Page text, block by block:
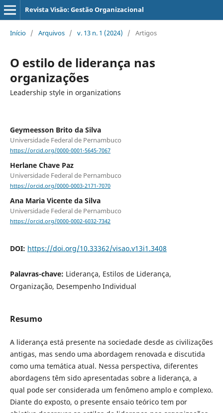
Revista Visão: Gestão Organizacional
Início / Arquivos / v. 13 n. 1 (2024) / Artigos
O estilo de liderança nas
organizações
Leadership style in organizations
Geymeesson Brito da Silva
Universidade Federal de Pernambuco
https://orcid.org/0000-0001-5645-7067
Herlane Chave Paz
Universidade Federal de Pernambuco
https://orcid.org/0000-0003-2171-7070
Ana Maria Vicente da Silva
Universidade Federal de Pernambuco
https://orcid.org/0000-0002-6032-7342
DOI: https://doi.org/10.33362/visao.v13i1.3408
Palavras-chave: Liderança, Estilos de Liderança,
Organização, Desempenho Individual
Resumo
A liderança está presente na sociedade desde as civilizações
antigas, mas sendo uma abordagem renovada e discutida
como uma temática atual. Nessa perspectiva, diferentes
abordagens têm sido apresentadas sobre a liderança, a
qual pode ser considerada um fenômeno amplo e complexo.
Diante do exposto, o presente ensaio teórico tem por